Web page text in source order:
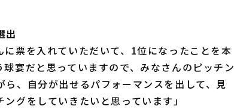
出
に票を入れていただいて、1位になったことを本
宴だと思っていますので、みなさんのピッチン
、自分が出せるパフォーマンスを出して、見
グをしていきたいと思っています」